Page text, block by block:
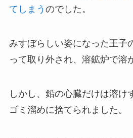
てしまう のでした。
みすぼらしい姿になった王子
って取り外され、溶鉱炉で溶
しかし、鉛の心臓だけは溶け
ゴミ溜めに捨てられました。